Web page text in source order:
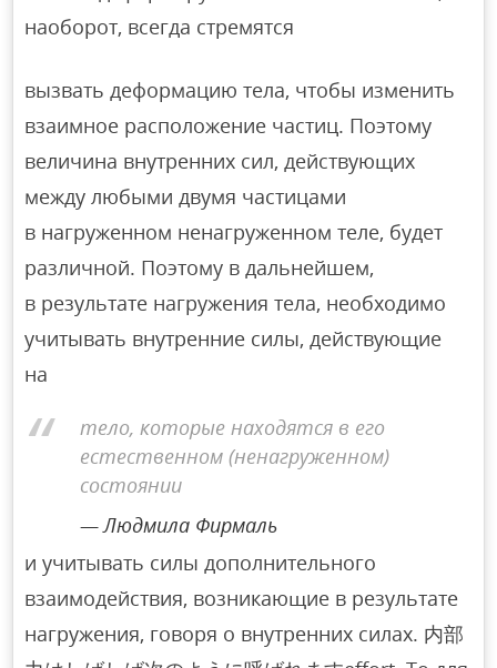
наоборот, всегда стремятся
вызвать деформацию тела, чтобы изменить
взаимное расположение частиц. Поэтому
величина внутренних сил, действующих
между любыми двумя частицами
в нагруженном ненагруженном теле, будет
различной. Поэтому в дальнейшем,
в результате нагружения тела, необходимо
учитывать внутренние силы, действующие
на
тело, которые находятся в его
естественном (ненагруженном)
состоянии
Людмила Фирмаль
и учитывать силы дополнительного
взаимодействия, возникающие в результате
нагружения, говоря о внутренних силах. 内部